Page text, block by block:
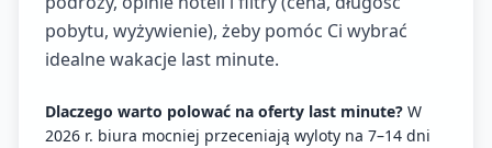
pobytu, wyżywienie), żeby pomóc Ci wybrać
idealne wakacje last minute.
Dlaczego warto polować na oferty last minute? W
2026 r. biura mocniej przeceniają wyloty na 7–14 dni